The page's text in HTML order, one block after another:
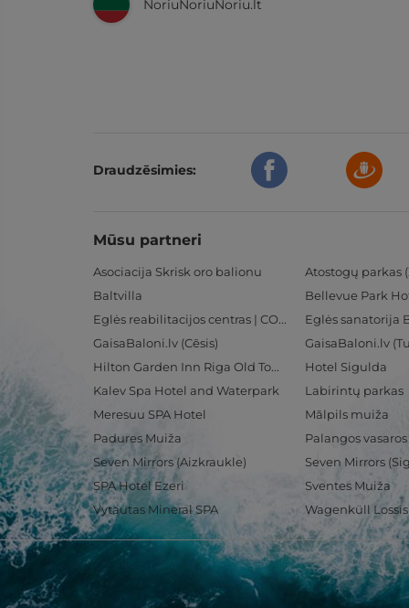
NoriuNoriuNoriu.lt
Draudzēsimies:
Mūsu partneri
Asociacija Skrisk oro balionu Atostogų parkas
Baltvilla
Bellevue Park
Eglės reabilitacijos centras | CORE
Eglės sanatorija
GaisaBaloni.lv (Cēsis)
GaisaBaloni.lv
Hilton Garden Inn Riga Old Town
Hotel Sigulda
Kalev Spa Hotel and Waterpark
Labirintų parkas
Meresuu SPA Hotel
Mālpils muiža
Padures Muiža
Palangos
Seven Mirrors (Aizkraukle)
Seven Mirrors
SPA Hotel Ezeri
Sventes Muiža
Vytautas Mineral SPA
Wagenküll